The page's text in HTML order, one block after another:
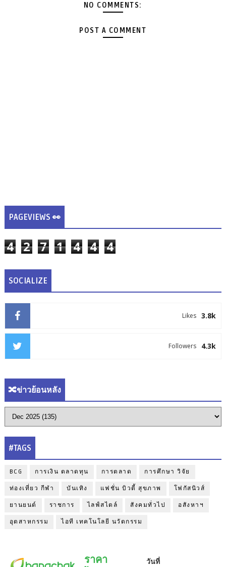
NO COMMENTS:
POST A COMMENT
PAGEVIEWS 👀
4 2 7 1 4 4 4
SOCIALIZE
3.8k
Likes
4.3k
Followers
🔀ข่าวย้อนหลัง
#TAGS
BCG การเงิน ตลาดทุน การตลาด การศึกษา วิจัย
ท่องเที่ยว กีฬา บันเทิง แฟชั่น บิวตี้ สุขภาพ โฟกัสนิวส์
ยานยนต์ ราชการ ไลฟ์สไตล์ สังคมทั่วไป อสังหาฯ
อุตสาหกรรม ไอที เทคโนโลยี นวัตกรรม